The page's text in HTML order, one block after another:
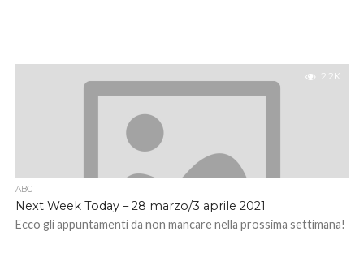
2.2K
ABC
Next Week Today – 28 marzo/3 aprile 2021
Ecco gli appuntamenti da non mancare nella prossima settimana!